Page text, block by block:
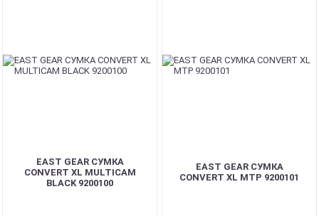
EAST GEAR СУМКА
CONVERT XL MULTICAM
BLACK 9200100
EAST GEAR СУМКА
CONVERT XL MTP 9200101